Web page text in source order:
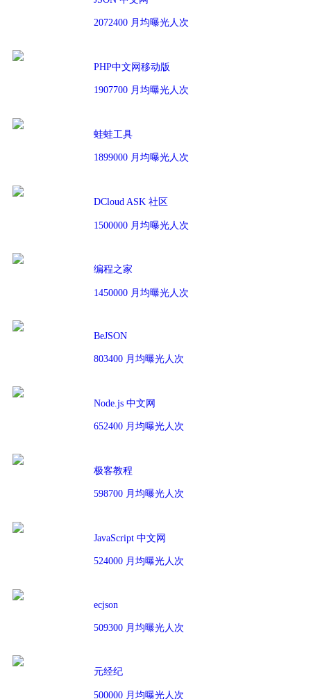
2072400 月均曝光人次
PHP中文网移动版
1907700 月均曝光人次
蛙蛙工具
1899000 月均曝光人次
DCloud ASK 社区
1500000 月均曝光人次
编程之家
1450000 月均曝光人次
BeJSON
803400 月均曝光人次
Node.js 中文网
652400 月均曝光人次
极客教程
598700 月均曝光人次
JavaScript 中文网
524000 月均曝光人次
ecjson
509300 月均曝光人次
元经纪
500000 月均曝光人次